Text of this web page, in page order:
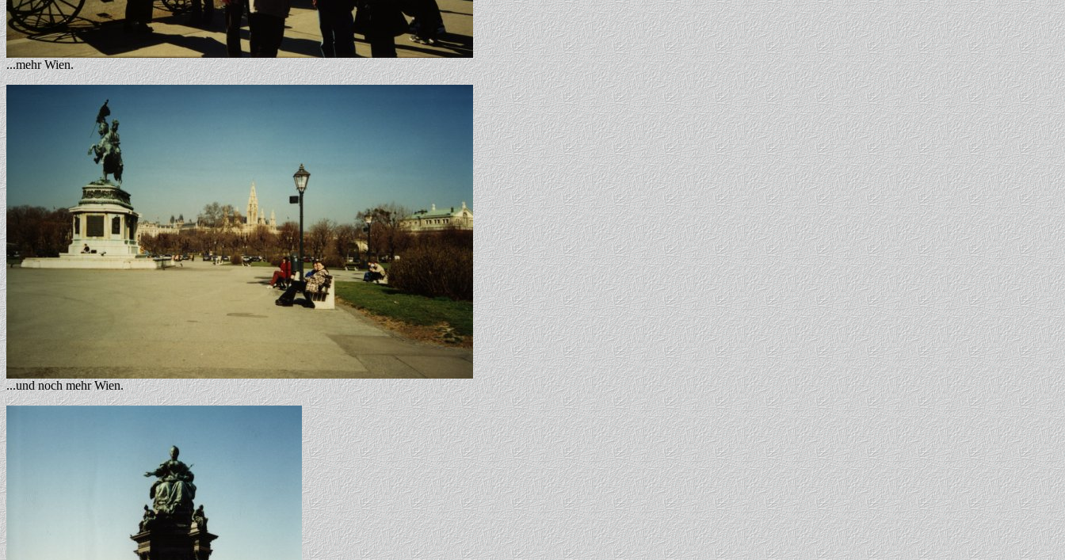
...mehr Wien.
...und noch mehr Wien.